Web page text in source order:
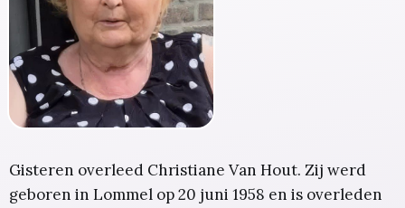
Gisteren overleed Christiane Van Hout. Zij werd
geboren in Lommel op 20 juni 1958 en is overleden